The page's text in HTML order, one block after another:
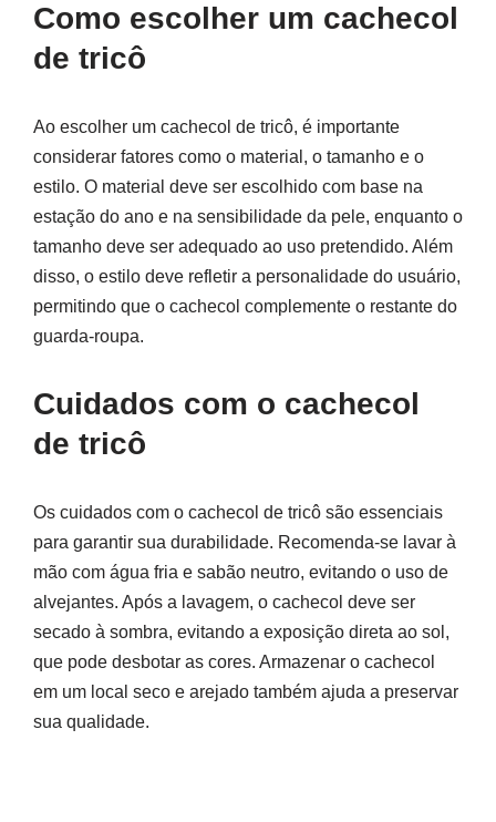
Como escolher um cachecol
de tricô
Ao escolher um cachecol de tricô, é importante
considerar fatores como o material, o tamanho e o
estilo. O material deve ser escolhido com base na
estação do ano e na sensibilidade da pele, enquanto o
tamanho deve ser adequado ao uso pretendido. Além
disso, o estilo deve refletir a personalidade do usuário,
permitindo que o cachecol complemente o restante do
guarda-roupa.
Cuidados com o cachecol
de tricô
Os cuidados com o cachecol de tricô são essenciais
para garantir sua durabilidade. Recomenda-se lavar à
mão com água fria e sabão neutro, evitando o uso de
alvejantes. Após a lavagem, o cachecol deve ser
secado à sombra, evitando a exposição direta ao sol,
que pode desbotar as cores. Armazenar o cachecol
em um local seco e arejado também ajuda a preservar
sua qualidade.